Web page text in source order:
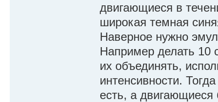
двигающиеся в
широкая темная
Наверное нужно
Например делать 10
их объединять,
интенсивности.
есть, а